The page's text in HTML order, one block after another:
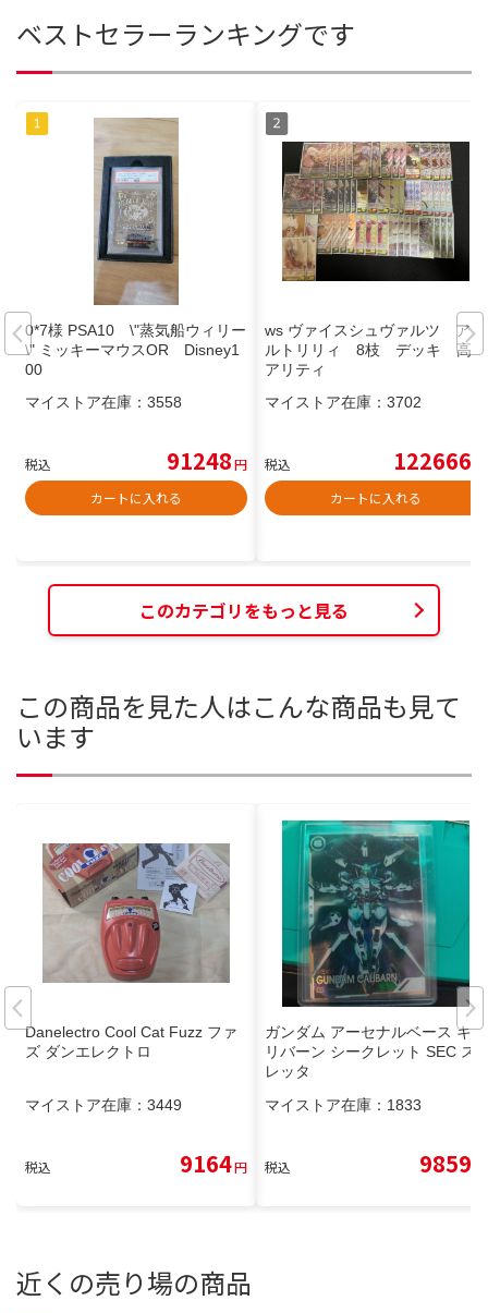
ベストセラーランキングです
0*7様 PSA10 \"蒸気船ウィリー
\" ミッキーマウスOR Disney1
00
マイストア在庫： 3558
税込 91248円
カートに入れる
ws ヴァイスシュヴァルツ アサ
ルトリリィ 8枝 デッキ 高レ
アリティ
マイストア在庫： 3702
税込 122666
カートに入れる
このカテゴリをもっと見る
この商品を見た人はこんな商品も見て
います
Danelectro Cool Cat Fuzz ファ
ズ ダンエレクトロ
マイストア在庫： 3449
税込 9164円
ガンダム アーセナルベース キャ
リバーン シークレット SEC ス
レッタ
マイストア在庫： 1833
税込 9859
近くの売り場の商品